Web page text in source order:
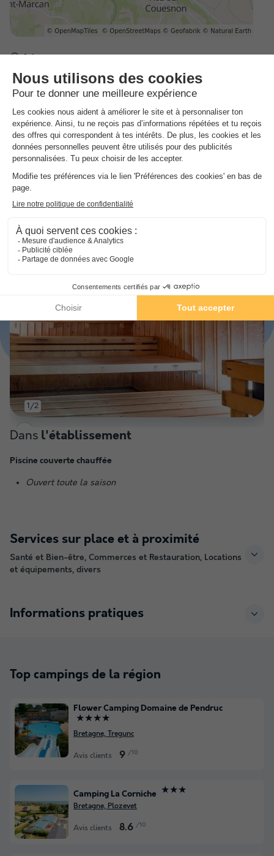
Adresse
2 D797 Lieu-dit, 35610 Roz-sur-Couesnon - 35610 Roz sur
Couesnon, France
INFORMATIONS GÉNÉRALES
Informations pratiques
NRA :
Espaceaquatique
Type de piscine, horaires d'ouverture
(les montants indiqués sont susceptibles d'évoluer au cours de la saison et sont à titre
indicatif, ils seront à régler sur place)
1/2
Dans l'établissement
Piscine couverte chauffée
Ouvert toute la saison
Services sur place et à proximité
Santé et Bien-être, Commerces et Restauration, Locations
et équipements, divers
Informations pratiques
Top campings de la région
Flower Camping Domaine de Pendruc
★★★★
Bretagne, Tregunc
Avis clients 9 /10
Camping La Corniche ★★★
Bretagne, Plozevet
Avis clients 8.6 /10